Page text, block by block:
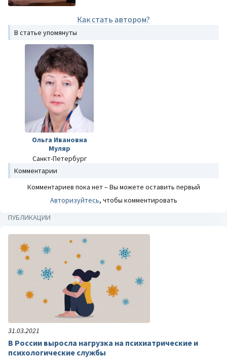
Как стать автором?
В статье упомянуты
Ольга Ивановна
Муляр
Санкт-Петербург
Комментарии
Комментариев пока нет – Вы можете оставить первый
Авторизуйтесь, чтобы комментировать
ПУБЛИКАЦИИ
31.03.2021
В России выросла нагрузка на психиатрические и
психологические службы